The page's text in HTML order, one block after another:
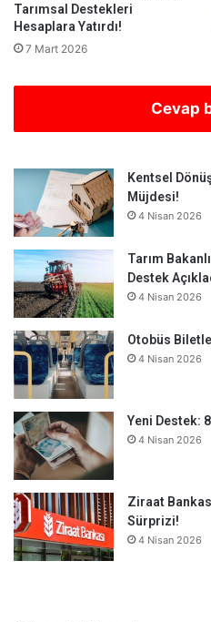
Tarımsal Destekleri
Hesaplara Yatırdı!
7 Mart 2026
Cevap
Kentsel
Müjdesi!
4 Nisan 2026
Tarım
Destek
4 Nisan 2026
Otobüs
4 Nisan 2026
Yeni Destek:
4 Nisan 2026
Ziraat
Sürprizi!
4 Nisan 2026